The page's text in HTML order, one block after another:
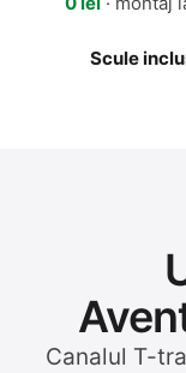
Scule
Canalul T-